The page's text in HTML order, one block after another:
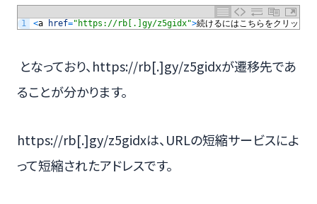
1 <a href="https://rb[.]gy/z5gidx">続けるにはこちらをクリック
となっており、https://rb[.]gy/z5gidxが遷移先であ
ることが分かります。
https://rb[.]gy/z5gidxは、URLの短縮サービスによ
って短縮されたアドレスです。